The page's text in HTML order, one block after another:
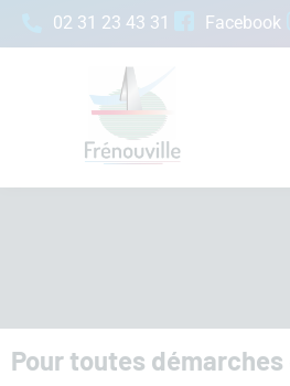
02 31 23 43 31 Facebook
Pour toutes